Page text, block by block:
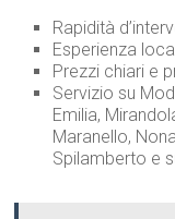
Rapidità
Esperienza
Prezzi chiari e
Servizio su
Emilia,
Maranello,
Spilamberto e